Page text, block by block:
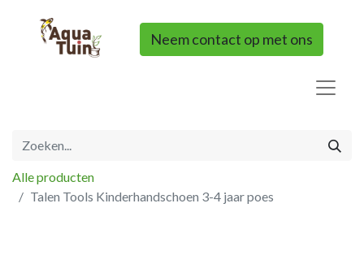
Neem contact op met ons
Alle producten
Talen Tools Kinderhandschoen 3-4 jaar poes